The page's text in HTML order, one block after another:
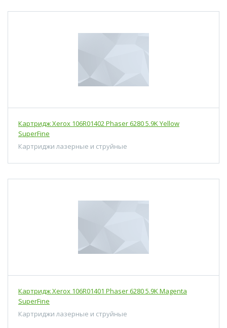
Картридж Xerox 106R01402 Phaser 6280 5.9K Yellow
SuperFine
Картриджи лазерные и струйные
Картридж Xerox 106R01401 Phaser 6280 5.9K Magenta
SuperFine
Картриджи лазерные и струйные